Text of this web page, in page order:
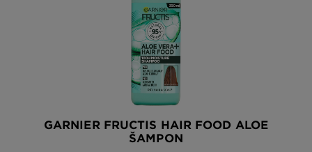
GARNIER FRUCTIS HAIR FOOD ALOE
ŠAMPON